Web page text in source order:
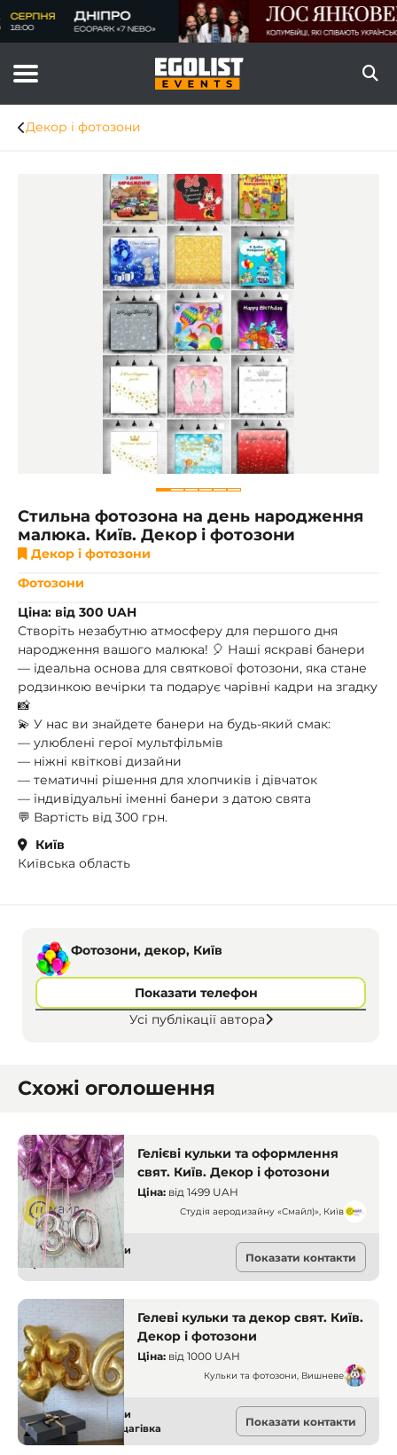
Декор і фотозони
Item
1
of
6
Стильна фотозона на день народження
малюка. Київ. Декор і фотозони
Декор і фотозони
Фотозони
Ціна: від 300 UAH
Створіть незабутню атмосферу для першого дня
народження вашого малюка! 🎈 Наші яскраві банери
— ідеальна основа для святкової фотозони, яка стане
родзинкою вечірки та подарує чарівні кадри на згадку
📸
💫 У нас ви знайдете банери на будь-який смак:
— улюблені герої мультфільмів
— ніжні квіткові дизайни
— тематичні рішення для хлопчиків і дівчаток
— індивідуальні іменні банери з датою свята
💬 Вартість від 300 грн.
Київ
Київська область
Фотозони, декор, Київ
Показати телефон
Усі публікації автора
Схожі оголошення
Гелієві кульки та оформлення
свят. Київ. Декор і фотозони
Ціна: від 1499 UAH
Студія аеродизайну «Смайл)», Київ
Декор і фотозони
Київ
Показати контакти
Гелеві кульки та декор свят. Київ.
Декор і фотозони
Ціна: від 1000 UAH
Кульки та фотозони, Вишневе
Декор і фотозони
Софіївська Борщагівка
Показати контакти